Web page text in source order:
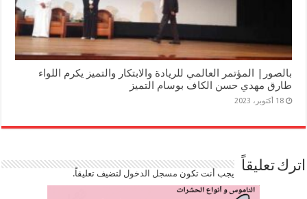
بالصور| المؤتمر العالمي للريادة والابتكار والتميز يكرم اللواء
طارق مهدي حسن الكاف بوسام التميز
18 أكتوبر، 2023
اترك تعليقاً يجب أنت تكون مسجل الدخوللتضيف تعليقاً.